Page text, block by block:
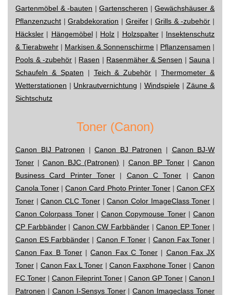
Gartenmöbel & -bauten |Gartenscheren |Gewächshäuser &
Pflanzenzucht |Grabdekoration | Greifer|Grills & -zubehör |
Häcksler | Hängemöbel| Holz | Holzspalter| Insektenschutz
& Tierabwehr | Markisen & Sonnenschirme | Pflanzensamen |
Pools & -zubehör | Rasen | Rasenmäher & Sensen |Sauna |
Schaufeln & Spaten | Teich & Zubehör |Thermometer &
Wetterstationen | Unkrautvernichtung | Windspiele|Zäune &
Sichtschutz
Toner (Canon)
Canon BIJ Patronen |Canon BJ Patronen | Canon BJ-W
Toner |Canon BJC (Patronen) | Canon BP Toner|Canon
Business Card Printer Toner | Canon C Toner |Canon
Canola Toner |Canon Card Photo Printer Toner| Canon CFX
Toner |Canon CLC Toner|Canon Color ImageClass Toner |
Canon Colorpass Toner| Canon Copymouse Toner| Canon
CP Farbbänder| Canon CW Farbbänder |Canon EP Toner |
Canon ES Farbbänder | Canon F Toner | Canon Fax Toner |
Canon Fax B Toner|Canon Fax C Toner | Canon Fax JX
Toner | Canon Fax L Toner | Canon Faxphone Toner |Canon
FC Toner | Canon Fileprint Toner | Canon GP Toner | Canon I
Patronen | Canon I-Sensys Toner|Canon Imageclass Toner